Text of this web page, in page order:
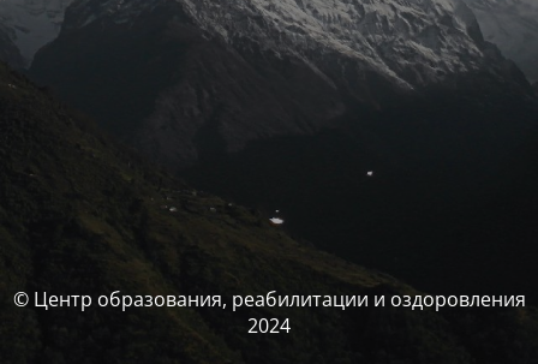
© Центр образования, реабилитации и оздоровления
2024